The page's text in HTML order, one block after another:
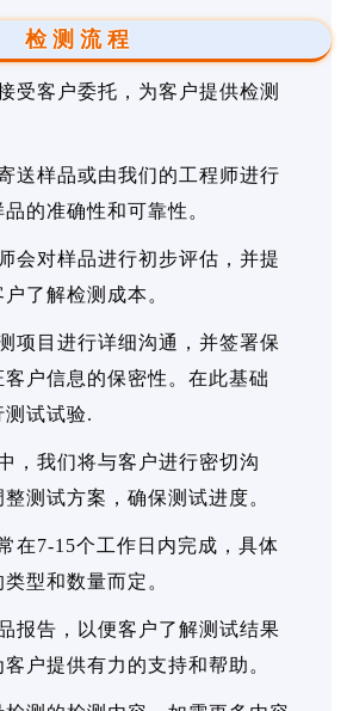
检测流程
受客户委托，为客户提供检测
送样品或由我们的工程师进行
的准确性和可靠性。
会对样品进行初步评估，并提
了解检测成本。
项目进行详细沟通，并签署保
户信息的保密性。在此基础
测试试验.
，我们将与客户进行密切沟
测试方案，确保测试进度。
在7-15个工作日内完成，具体
型和数量而定。
报告，以便客户了解测试结果
户提供有力的支持和帮助。